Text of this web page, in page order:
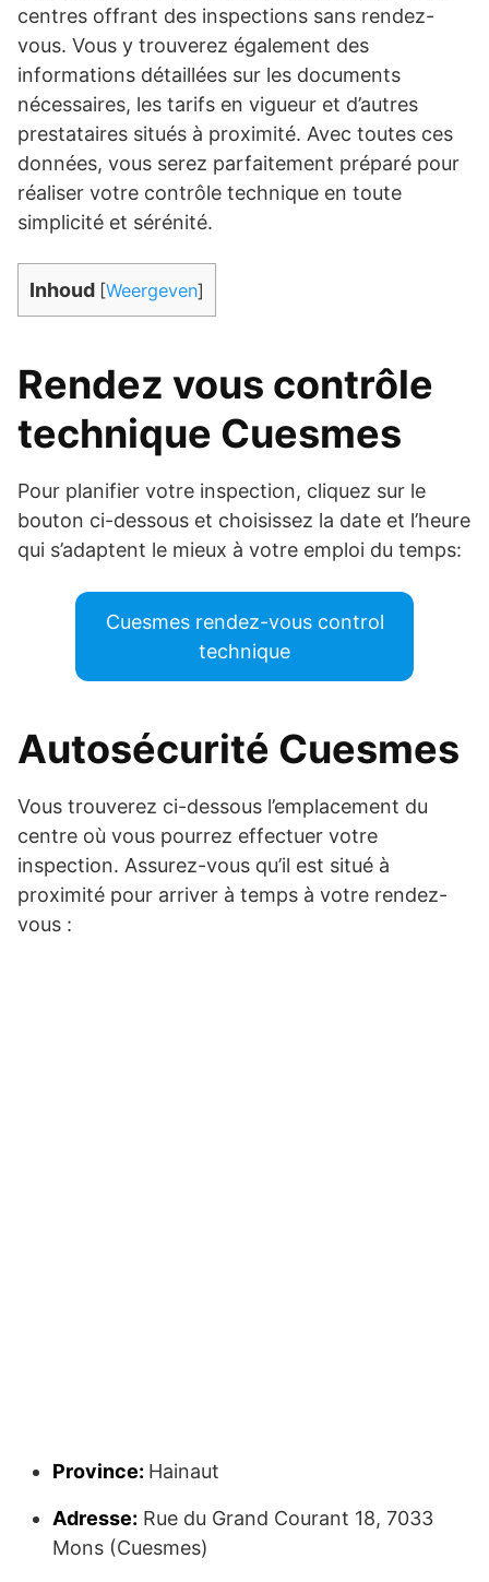
centres offrant des inspections sans rendez-
vous. Vous y trouverez également des
informations détaillées sur les documents
nécessaires, les tarifs en vigueur et d’autres
prestataires situés à proximité. Avec toutes ces
données, vous serez parfaitement préparé pour
réaliser votre contrôle technique en toute
simplicité et sérénité.
Inhoud [Weergeven]
Rendez vous contrôle
technique Cuesmes
Pour planifier votre inspection, cliquez sur le
bouton ci-dessous et choisissez la date et l’heure
qui s’adaptent le mieux à votre emploi du temps:
Cuesmes rendez-vous control
technique
Autosécurité Cuesmes
Vous trouverez ci-dessous l’emplacement du
centre où vous pourrez effectuer votre
inspection. Assurez-vous qu’il est situé à
proximité pour arriver à temps à votre rendez-
vous :
Province: Hainaut
Adresse: Rue du Grand Courant 18, 7033
Mons (Cuesmes)